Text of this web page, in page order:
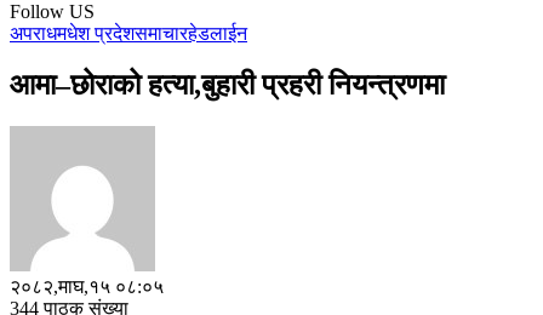
Follow US
अपराधमधेश प्रदेशसमाचारहेडलाईन
आमा–छोराको हत्या,बुहारी प्रहरी नियन्त्रणमा
२०८२,माघ,१५ ०८:०५
344 पाठक संख्या